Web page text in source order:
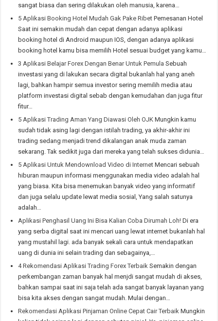
sangat biasa dan sering dilakukan oleh manusia, karena…
5 Aplikasi Booking Hotel Mudah Gak Pake Ribet Pemesanan Hotel
Saat ini semakin mudah dan cepat dengan adanya aplikasi
booking hotel di Android maupun IOS, dengan adanya aplikasi
booking hotel kamu bisa memilih Hotel sesuai budget yang kamu…
3 Aplikasi Belajar Forex Dengan Benar Untuk Pemula Sebuah
investasi yang di lakukan secara digital bukanlah hal yang aneh
lagi, bahkan hampir semua investor sering memilih media atau
platform investasi digital sebab dengan kemudahan dan juga fitur
fitur…
5 Aplikasi Trading Aman Yang Diawasi Oleh OJK Mungkin kamu
sudah tidak asing lagi dengan istilah trading, ya akhir-akhir ini
trading sedang menjadi trend dikalangan anak muda zaman
sekarang. Tak sedikit juga dari mereka yang telah sukses didunia…
5 Aplikasi Untuk Mendownload Video di Internet Mencari sebuah
hiburan maupun informasi menggunakan media video adalah hal
yang biasa. Kita bisa menemukan banyak video yang informatif
dan juga selalu update lewat media sosial, Yang salah satunya
adalah…
Aplikasi Penghasil Uang Ini Bisa Kalian Coba Dirumah Loh! Di era
yang serba digital saat ini mencari uang lewat internet bukanlah hal
yang mustahil lagi. ada banyak sekali cara untuk mendapatkan
uang di dunia ini selain trading dan sebagainya,…
4 Rekomendasi Aplikasi Trading Forex Terbaik Semakin dengan
perkembangan zaman banyak hal menjdi sangat mudah di akses,
bahkan sampai saat ini saja telah ada sangat banyak layanan yang
bisa kita akses dengan sangat mudah. Mulai dengan…
Rekomendasi Aplikasi Pinjaman Online Cepat Cair Terbaik Mungkin